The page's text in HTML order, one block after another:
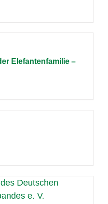
Elefantenfamilie –